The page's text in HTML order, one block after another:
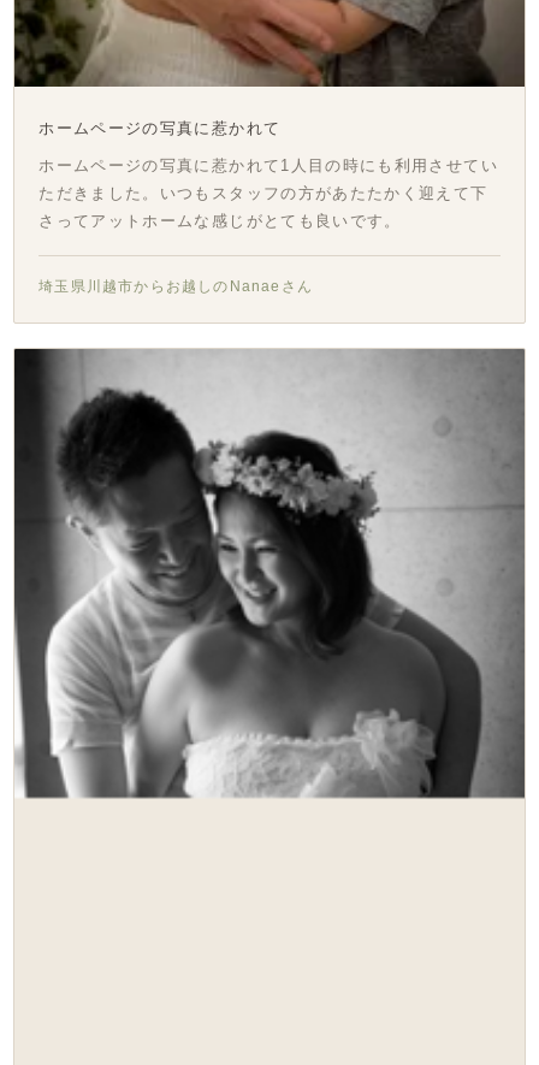
ホームページの写真に惹かれて
ホームページの写真に惹かれて1人目の時にも利用させてい
ただきました。いつもスタッフの方があたたかく迎えて下
さってアットホームな感じがとても良いです。
埼玉県川越市からお越しのNanaeさん